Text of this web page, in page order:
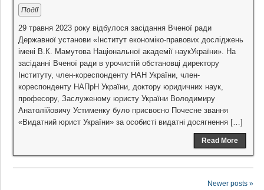
Події
29 травня 2023 року відбулося засідання Вченої ради
Державної установи «Інститут економіко-правових досліджень
імені В.К. Мамутова Національної академії наукУкраїни». На
засіданні Вченої ради в урочистій обстановці директору
Інституту, член-кореспонденту НАН України, член-
кореспонденту НАПрН України, доктору юридичних наук,
професору, Заслуженому юристу України Володимиру
Анатолійовичу Устименку було присвоєно Почесне звання
«Видатний юрист України» за особисті видатні досягнення […]
Read More
Newer posts »